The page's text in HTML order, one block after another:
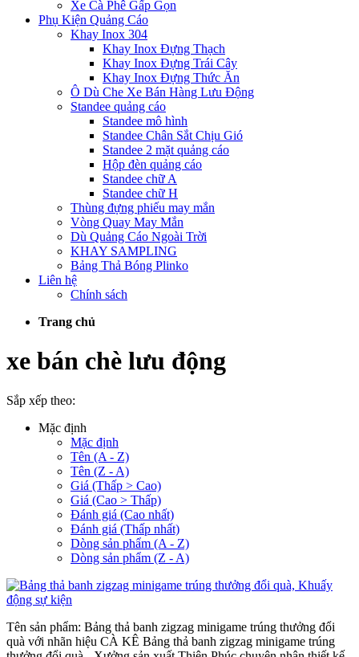
Xe Cà Phê Gấp Gọn
Phụ Kiện Quảng Cáo
Khay Inox 304
Khay Inox Đựng Thạch
Khay Inox Đựng Trái Cây
Khay Inox Đựng Thức Ăn
Ô Dù Che Xe Bán Hàng Lưu Động
Standee quảng cáo
Standee mô hình
Standee Chân Sắt Chịu Gió
Standee 2 mặt quảng cáo
Hộp đèn quảng cáo
Standee chữ A
Standee chữ H
Thùng đựng phiếu may mắn
Vòng Quay May Mắn
Dù Quảng Cáo Ngoài Trời
KHAY SAMPLING
Bảng Thả Bóng Plinko
Liên hệ
Chính sách
Trang chủ
xe bán chè lưu động
Sắp xếp theo:
Mặc định
Mặc định
Tên (A - Z)
Tên (Z - A)
Giá (Thấp > Cao)
Giá (Cao > Thấp)
Đánh giá (Cao nhất)
Đánh giá (Thấp nhất)
Dòng sản phẩm (A - Z)
Dòng sản phẩm (Z - A)
Tên sản phẩm: Bảng thả banh zigzag minigame trúng thưởng đổi
quà với nhãn hiệu CÀ KÊ Bảng thả banh zigzag minigame trúng